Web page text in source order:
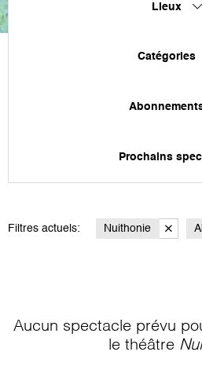
Lieux
Catégories
Prochains
Filtres actuels: Nuithonie
Aucun spectacle prévu
le théâtre